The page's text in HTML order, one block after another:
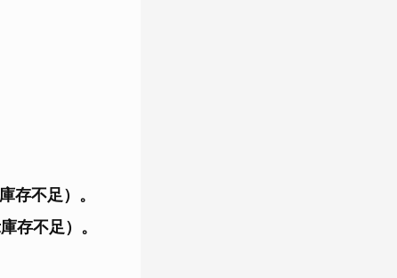
存不足）。
存不足）。